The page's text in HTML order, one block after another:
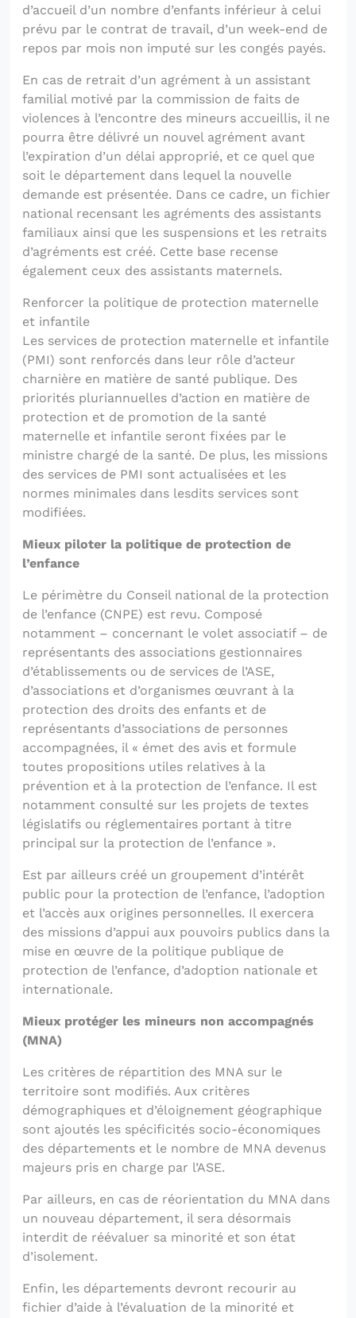
d’accueil d’un nombre d’enfants inférieur à celui
prévu par le contrat de travail, d’un week-end de
repos par mois non imputé sur les congés payés.
En cas de retrait d’un agrément à un assistant
familial motivé par la commission de faits de
violences à l’encontre des mineurs accueillis, il ne
pourra être délivré un nouvel agrément avant
l’expiration d’un délai approprié, et ce quel que
soit le département dans lequel la nouvelle
demande est présentée. Dans ce cadre, un fichier
national recensant les agréments des assistants
familiaux ainsi que les suspensions et les retraits
d’agréments est créé. Cette base recense
également ceux des assistants maternels.
Renforcer la politique de protection maternelle
et infantile
Les services de protection maternelle et infantile
(PMI) sont renforcés dans leur rôle d’acteur
charnière en matière de santé publique. Des
priorités pluriannuelles d’action en matière de
protection et de promotion de la santé
maternelle et infantile seront fixées par le
ministre chargé de la santé. De plus, les missions
des services de PMI sont actualisées et les
normes minimales dans lesdits services sont
modifiées.
Mieux piloter la politique de protection de
l’enfance
Le périmètre du Conseil national de la protection
de l’enfance (CNPE) est revu. Composé
notamment – concernant le volet associatif – de
représentants des associations gestionnaires
d’établissements ou de services de l’ASE,
d’associations et d’organismes œuvrant à la
protection des droits des enfants et de
représentants d’associations de personnes
accompagnées, il « émet des avis et formule
toutes propositions utiles relatives à la
prévention et à la protection de l’enfance. Il est
notamment consulté sur les projets de textes
législatifs ou réglementaires portant à titre
principal sur la protection de l’enfance ».
Est par ailleurs créé un groupement d’intérêt
public pour la protection de l’enfance, l’adoption
et l’accès aux origines personnelles. Il exercera
des missions d’appui aux pouvoirs publics dans la
mise en œuvre de la politique publique de
protection de l’enfance, d’adoption nationale et
internationale.
Mieux protéger les mineurs non accompagnés
(MNA)
Les critères de répartition des MNA sur le
territoire sont modifiés. Aux critères
démographiques et d’éloignement géographique
sont ajoutés les spécificités socio-économiques
des départements et le nombre de MNA devenus
majeurs pris en charge par l’ASE.
Par ailleurs, en cas de réorientation du MNA dans
un nouveau département, il sera désormais
interdit de réévaluer sa minorité et son état
d’isolement.
Enfin, les départements devront recourir au
fichier d’aide à l’évaluation de la minorité et